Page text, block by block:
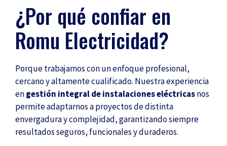
¿Por qué confiar en
Romu Electricidad?
Porque trabajamos con un enfoque profesional,
cercano y altamente cualificado. Nuestra experiencia
engestión integral de instalaciones eléctricasnos
permite adaptarnos a proyectos de distinta
envergadura y complejidad, garantizando siempre
resultados seguros, funcionales y duraderos.